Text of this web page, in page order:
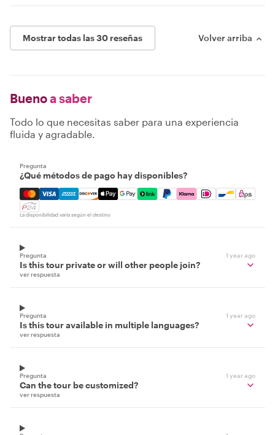
Mostrar todas las 30 reseñas Volver arriba
Buenoa saber
Todo lo que necesitas saber para una experiencia
fluida y agradable.
Pregunta
¿Qué métodos de pago hay disponibles?
Mastercard, Visa, Amex, Discover, Apple Pay, Google
La disponibilidad varía según el destino
Pregunta 1 year ago
Is this tour private or will other people join?
ver respuesta
Pregunta 1 year ago
Is this tour available in multiple languages?
ver respuesta
Pregunta 1 year ago
Can the tour be customized?
ver respuesta